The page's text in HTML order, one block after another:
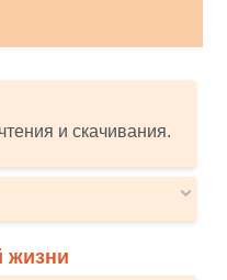
и скачивания.
жизни